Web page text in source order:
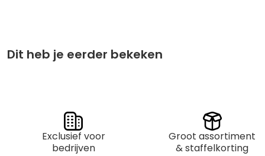
Dit heb je eerder bekeken
Exclusief voor
bedrijven
Groot assortiment
& staffelkorting